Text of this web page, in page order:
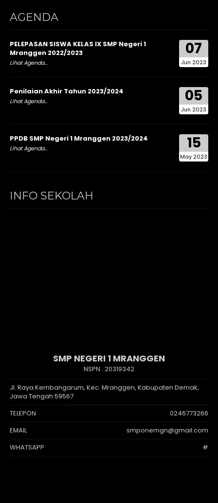
AGENDA
07
Jun 2023
PELEPASAN SISWA KELAS IX SMP Negeri 1
Mranggen 2022/2023
Lihat Agenda...
05
Jun 2023
Penilaian Akhir Tahun 2023/2024
Lihat Agenda...
15
May 2023
PPDB SMP Negeri 1 Mranggen 2023/2024
Lihat Agenda...
INFO SEKOLAH
SMP NEGERI 1 MRANGGEN
NSPN : 20319342
Jl. Raya Kembangarum, Kec. Mranggen, Kabupaten Demak,
Jawa Tengah 59567
TELEPON
0246773266
EMAIL
smponemgn@gmail.com
WHATSAPP
#